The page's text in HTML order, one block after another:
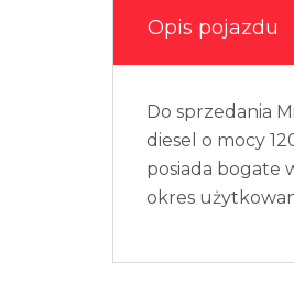
Opis pojazdu
Do sprzedania
diesel o mocy
posiada bogate
okres